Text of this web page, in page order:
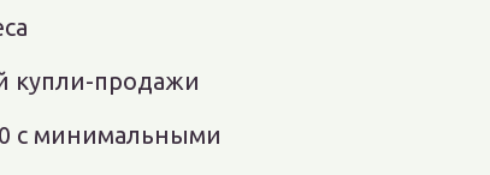
купли-продажи
с минимальными